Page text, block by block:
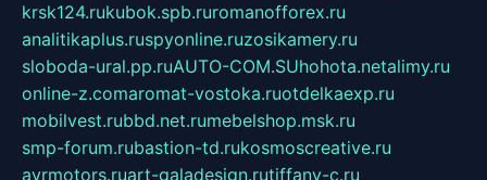
krsk124.rukubok.spb.ruromanofforex.ru
analitikaplus.ruspyonline.ruzosikamery.ru
sloboda-ural.pp.ruAUTO-COM.SUhohota.netalimy.ru
online-z.comaromat-vostoka.ruotdelkaexp.ru
mobilvest.rubbd.net.rumebelshop.msk.ru
smp-forum.rubastion-td.rukosmoscreative.ru
avrmotors.ruart-galadesign.rutiffany-c.ru